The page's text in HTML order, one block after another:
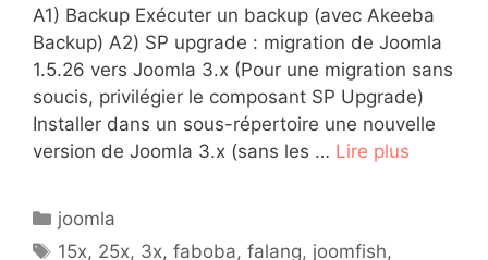
A1) Backup Exécuter un backup (avec Akeeba
Backup) A2) SP upgrade : migration de Joomla
1.5.26 vers Joomla 3.x (Pour une migration sans
soucis, privilégier le composant SP Upgrade)
Installer dans un sous-répertoire une nouvelle
version de Joomla 3.x (sans les … Lire plus
Catégories
joomla
Étiquettes
15x, 25x, 3x,faboba,falang, joomfish,